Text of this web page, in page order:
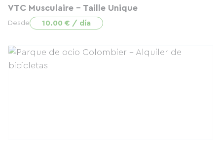
VTC Musculaire - Taille Unique
Desde 10.00 € / día